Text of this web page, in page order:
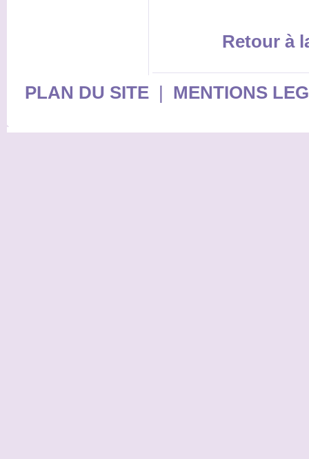
Retour à
PLAN DU SITE| MENTIONS